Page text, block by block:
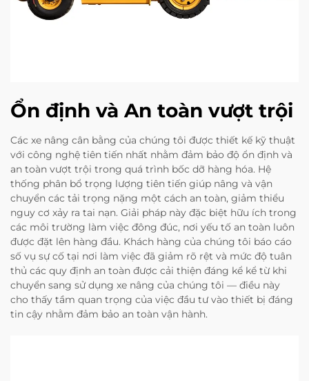
Ổn định và An toàn vượt trội
Các xe nâng cân bằng của chúng tôi được thiết kế kỹ thuật
với công nghệ tiên tiến nhất nhằm đảm bảo độ ổn định và
an toàn vượt trội trong quá trình bốc dỡ hàng hóa. Hệ
thống phân bổ trọng lượng tiên tiến giúp nâng và vận
chuyển các tải trọng nặng một cách an toàn, giảm thiểu
nguy cơ xảy ra tai nạn. Giải pháp này đặc biệt hữu ích trong
các môi trường làm việc đông đúc, nơi yếu tố an toàn luôn
được đặt lên hàng đầu. Khách hàng của chúng tôi báo cáo
số vụ sự cố tại nơi làm việc đã giảm rõ rệt và mức độ tuân
thủ các quy định an toàn được cải thiện đáng kể kể từ khi
chuyển sang sử dụng xe nâng của chúng tôi — điều này
cho thấy tầm quan trọng của việc đầu tư vào thiết bị đáng
tin cậy nhằm đảm bảo an toàn vận hành.